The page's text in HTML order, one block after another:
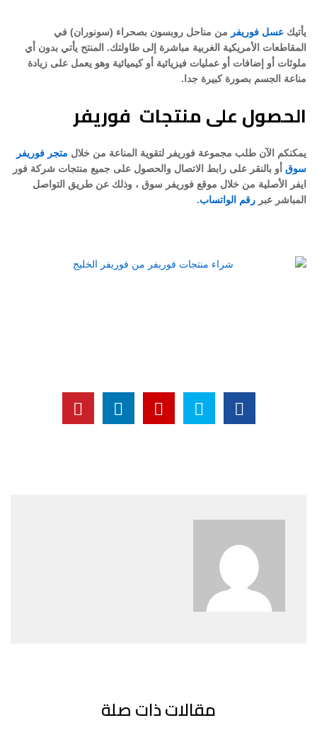
يأتيك عسل فوريفر من مناحل روبسون بصحراء (سونوران) في
المقاطعات الأمريكية الغربية مباشرة إلى طاولتك. المنتح يأتي بدون أي
ملوثات أو إضافات أو عمليات فيزيائية أو كيميائية وهو يعمل على زيادة
مناعة الجسم بصورة كبيرة جدا.
الحصول على منتجات فوريفر
يمكنكم الآن طلب مجموعة فوريفر لتقوية المناعة من خلال متجر فوريفر
سوق أو بالنقر على رابط الاتصال والحصول على جميع منتجات شركة فور
ايفر الأصلية من خلال موقع فوريفر سوق ، وذلك عن طريق التواصل
المباشر عبر رقم الواتساب.
مقالات ذات صلة